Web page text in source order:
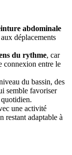
abdominale
déplacements
du rythme, car
connexion entre le
du bassin, des
semble favoriser
quotidien.
une activité
restant adaptable à